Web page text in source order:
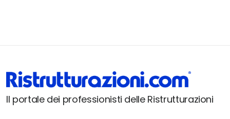
Il portale dei professionisti delle Ristrutturazioni